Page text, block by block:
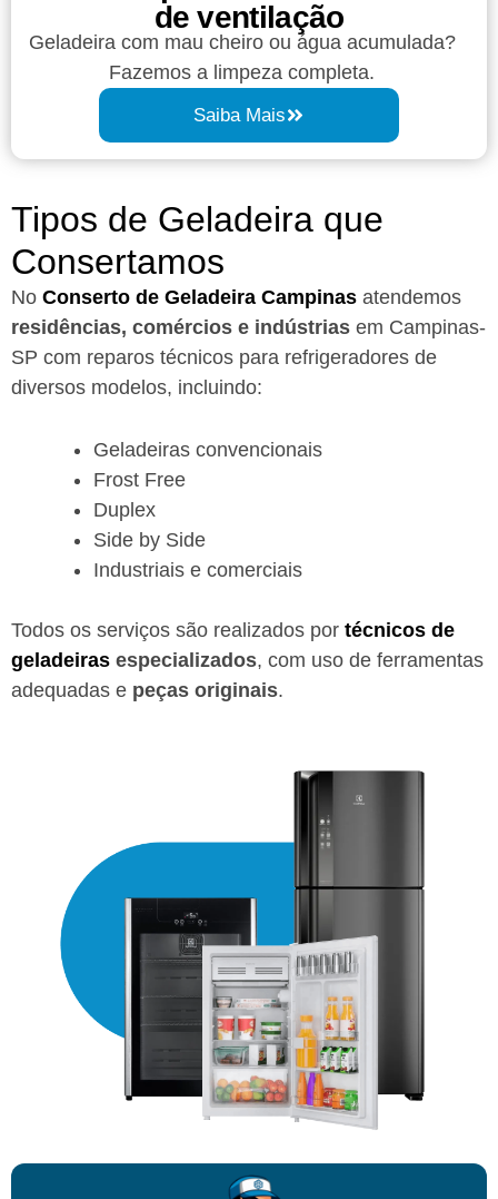
de ventilação
Geladeira com mau cheiro ou água acumulada?
Fazemos a limpeza completa.
Saiba Mais
Tipos de Geladeira que
Consertamos
No Conserto de Geladeira Campinas atendemos
residências, comércios e indústrias em Campinas-
SP com reparos técnicos para refrigeradores de
diversos modelos, incluindo:
Geladeiras convencionais
Frost Free
Duplex
Side by Side
Industriais e comerciais
Todos os serviços são realizados por técnicos de
geladeiras especializados, com uso de ferramentas
adequadas e peças originais.